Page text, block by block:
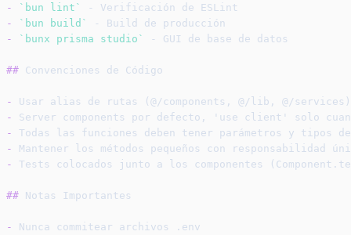
-
`bun lint`
- Verificación de ESLint
-
`bun build`
- Build de producción
-
`bunx prisma studio` - GUI de base de datos
## Convenciones de Código
-
Usar alias de rutas (@/components, @/lib, @/services)
-
Server components por defecto, 'use client' solo
-
Todas las funciones deben tener parámetros y tipos
-
Mantener los métodos pequeños con responsabilidad
-
Tests colocados junto a los componentes
## Notas Importantes
- Nunca commitear archivos .env